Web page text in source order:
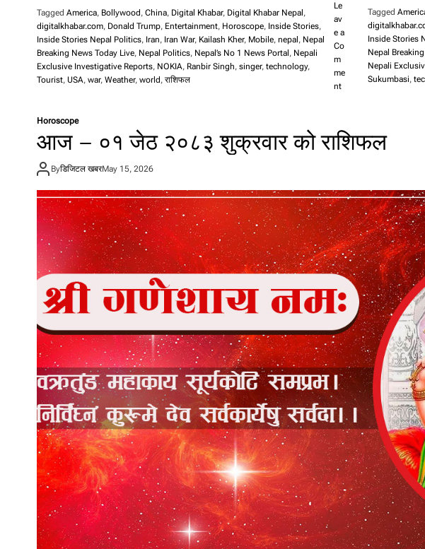
Tagged America, Bollywood , China, Digital Khabar, Digital Khabar Nepal ,
digitalkhabar.com, Donald Trump, Entertainment, Horoscope, Inside Stories,
Inside Stories Nepal Politics, Iran, Iran War, Kailash Kher, Mobile, nepal , Nepal
Breaking News Today Live, Nepal Politics, Nepal’s No 1 News Portal , Nepali
Exclusive Investigative Reports, NOKIA, Ranbir Singh, singer, technology,
Tourist, USA, war, Weather, world , राशिफल
Le
av
e a
Co
m
me
nto
या
क्त
ग
र्यो
मो
बा
इ
ल
र्वा
धा
र
वि
भा
ग
को
ने
तृ
त्व
का
ला
गि
न
याँ
प्र
ख
Tagged
Inside Stories
Nepal
Nepali
Sukumbasi,
Horoscope
आज – ०१ जेठ २०८३ शुक्रवार को राशिफल
Byडिजिटल खबरMay 15, 2026